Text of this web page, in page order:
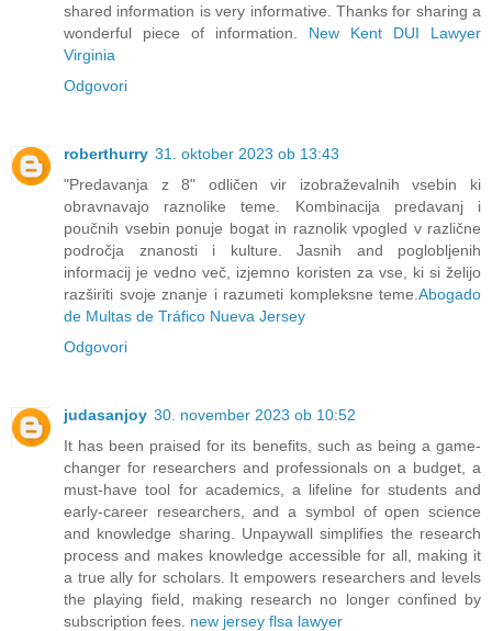
shared information is very informative. Thanks for sharing a
wonderful piece of information. New Kent DUI Lawyer
Virginia
Odgovori
roberthurry 31. oktober 2023 ob 13:43
"Predavanja z 8" odličen vir izobraževalnih vsebin ki
obravnavajo raznolike teme. Kombinacija predavanj i
poučnih vsebin ponuje bogat in raznolik vpogled v različne
področja znanosti i kulture. Jasnih and poglobljenih
informacij je vedno več, izjemno koristen za vse, ki si želijo
razširiti svoje znanje i razumeti kompleksne teme. Abogado
de Multas de Tráfico Nueva Jersey
Odgovori
judasanjoy 30. november 2023 ob 10:52
It has been praised for its benefits, such as being a game-
changer for researchers and professionals on a budget, a
must-have tool for academics, a lifeline for students and
early-career researchers, and a symbol of open science
and knowledge sharing. Unpaywall simplifies the research
process and makes knowledge accessible for all, making it
a true ally for scholars. It empowers researchers and levels
the playing field, making research no longer confined by
subscription fees. new jersey flsa lawyer